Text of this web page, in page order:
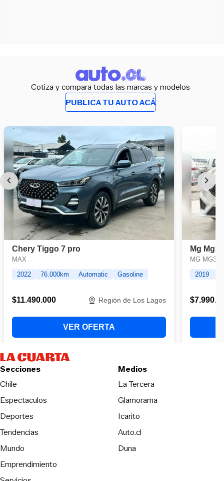
Cotiza y compara todas las marcas y modelos
PUBLICA TU AUTO ACÁ
Secciones
Chile
Espectaculos
Deportes
Tendencias
Mundo
Emprendimiento
Medios
La TerceraOpens in new
Glamorama
Icarito
Auto.cl
DunaOpens in new window